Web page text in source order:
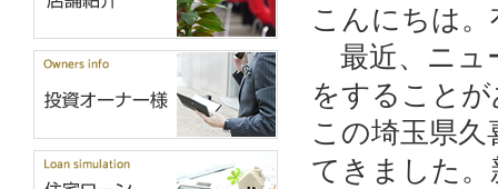
こんにちは
最近、ニュ
をすること
この埼玉県
てきました